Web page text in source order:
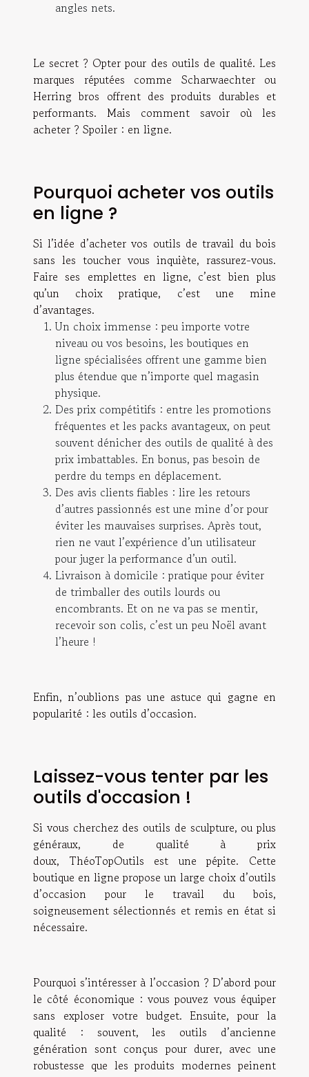
angles nets.
Le secret ? Opter pour des outils de qualité. Les
marques réputées comme Scharwaechter ou
Herring bros offrent des produits durables et
performants. Mais comment savoir où les
acheter ? Spoiler : en ligne.
Pourquoi acheter vos outils
en ligne ?
Si l’idée d’acheter vos outils de travail du bois
sans les toucher vous inquiète, rassurez-vous.
Faire ses emplettes en ligne, c’est bien plus
qu’un choix pratique, c’est une mine
d’avantages.
Un choix immense : peu importe votre
niveau ou vos besoins, les boutiques en
ligne spécialisées offrent une gamme bien
plus étendue que n’importe quel magasin
physique.
Des prix compétitifs : entre les promotions
fréquentes et les packs avantageux, on peut
souvent dénicher des outils de qualité à des
prix imbattables. En bonus, pas besoin de
perdre du temps en déplacement.
Des avis clients fiables : lire les retours
d’autres passionnés est une mine d’or pour
éviter les mauvaises surprises. Après tout,
rien ne vaut l’expérience d’un utilisateur
pour juger la performance d’un outil.
Livraison à domicile : pratique pour éviter
de trimballer des outils lourds ou
encombrants. Et on ne va pas se mentir,
recevoir son colis, c’est un peu Noël avant
l’heure !
Enfin, n’oublions pas une astuce qui gagne en
popularité : les outils d’occasion.
Laissez-vous tenter par les
outils d'occasion !
Si vous cherchez des outils de sculpture, ou plus
généraux, de qualité à prix
doux, ThéoTopOutils est une pépite. Cette
boutique en ligne propose un large choix d’outils
d’occasion pour le travail du bois,
soigneusement sélectionnés et remis en état si
nécessaire.
Pourquoi s’intéresser à l’occasion ? D’abord pour
le côté économique : vous pouvez vous équiper
sans exploser votre budget. Ensuite, pour la
qualité : souvent, les outils d’ancienne
génération sont conçus pour durer, avec une
robustesse que les produits modernes peinent